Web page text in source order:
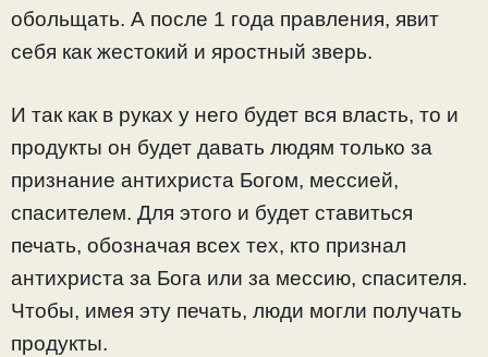
обольщать. А после 1 года правления, явит
себя как жестокий и яростный зверь.
И так как в руках у него будет вся власть, то и
продукты он будет давать людям только за
признание антихриста Богом, мессией,
спасителем. Для этого и будет ставиться
печать, обозначая всех тех, кто признал
антихриста за Бога или за мессию, спасителя.
Чтобы, имея эту печать, люди могли получать
продукты.